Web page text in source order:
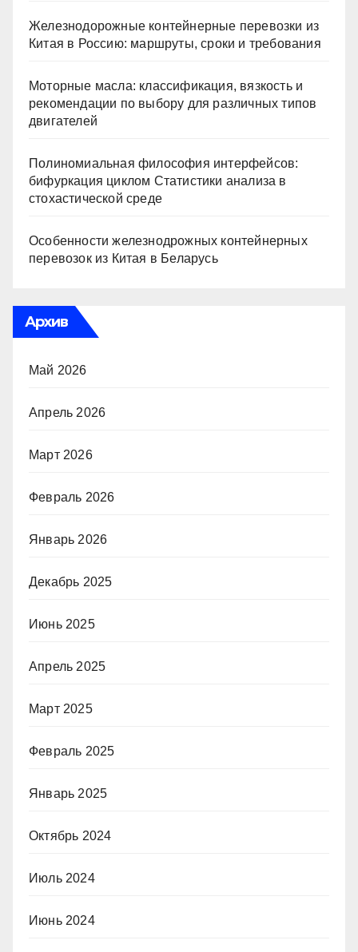
Железнодорожные контейнерные перевозки из
Китая в Россию: маршруты, сроки и требования
Моторные масла: классификация, вязкость и
рекомендации по выбору для различных типов
двигателей
Полиномиальная философия интерфейсов:
бифуркация циклом Статистики анализа в
стохастической среде
Особенности железнодрожных контейнерных
перевозок из Китая в Беларусь
Архив
Май 2026
Апрель 2026
Март 2026
Февраль 2026
Январь 2026
Декабрь 2025
Июнь 2025
Апрель 2025
Март 2025
Февраль 2025
Январь 2025
Октябрь 2024
Июль 2024
Июнь 2024